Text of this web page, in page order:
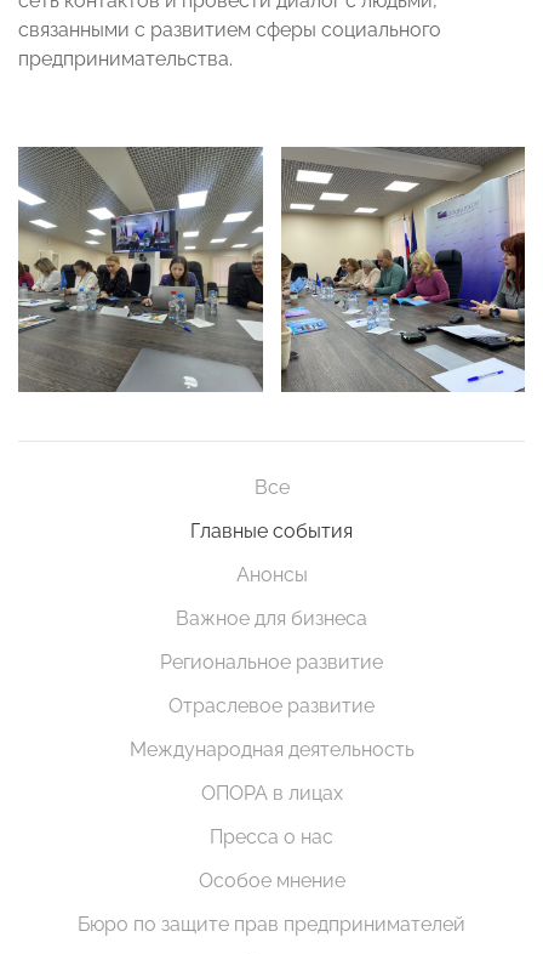
связанными с развитием сферы социального
предпринимательства.
Все
Главные события
Анонсы
Важное для бизнеса
Региональное развитие
Отраслевое развитие
Международная деятельность
ОПОРА в лицах
Пресса о нас
Особое мнение
Бюро по защите прав предпринимателей